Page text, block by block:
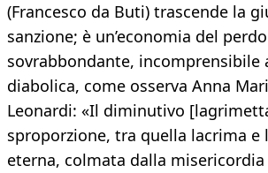
(Francesco da Buti) trascende la
sanzione; è un’economia del
sovrabbondante, incomprensibile
diabolica, come osserva Anna
Leonardi: «Il diminutivo
sproporzione, tra quella lacrima e
eterna, colmata dalla